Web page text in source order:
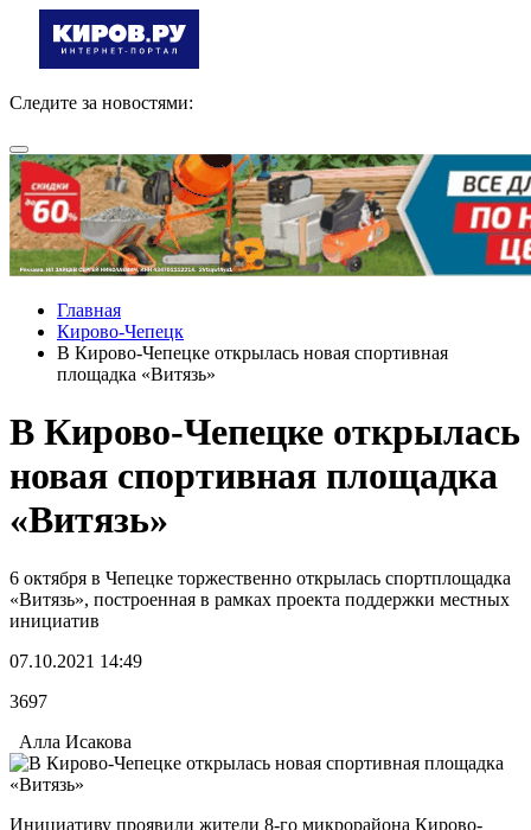
Следите за новостями:
Главная
Кирово-Чепецк
В Кирово-Чепецке открылась новая спортивная
площадка «Витязь»
В Кирово-Чепецке открылась
новая спортивная площадка
«Витязь»
6 октября в Чепецке торжественно открылась спортплощадка
«Витязь», построенная в рамках проекта поддержки местных
инициатив
07.10.2021 14:49
3697
Алла Исакова
Инициативу проявили жители 8-го микрорайона Кирово-